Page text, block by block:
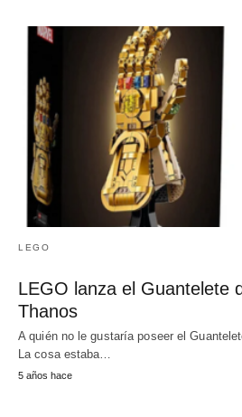
LEGO
LEGO lanza el Guantelete
Thanos
A quién no le gustaría poseer el
La cosa estaba…
5 años hace